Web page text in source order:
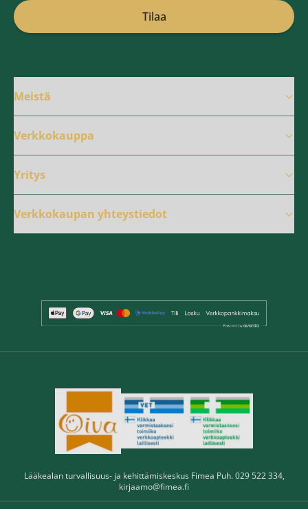
Sähköpostiosoite
Tilaa
Meistä
Verkkokauppa
Yritys
Verkkokaupan yhteystiedot
Lääkealan turvallisuus- ja kehittämiskeskus Fimea Puh. 029 522 334,
kirjaamo@fimea.fi